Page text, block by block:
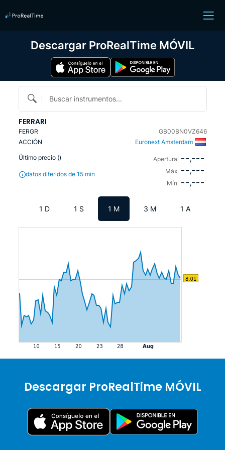
Buscar instrumentos...
FERRARI
FERGR
GB00BN0VZ646
ACCIÓN
Euronext Amsterdam
Último precio ()
datos diferidos de 15 min
Apertura --,---
Máx --,---
Mín --,---
1 D 1 S 1 M 3 M 1 A
Descargar ProRealTime MÓVIL
Descargar ProRealTime MÓVIL